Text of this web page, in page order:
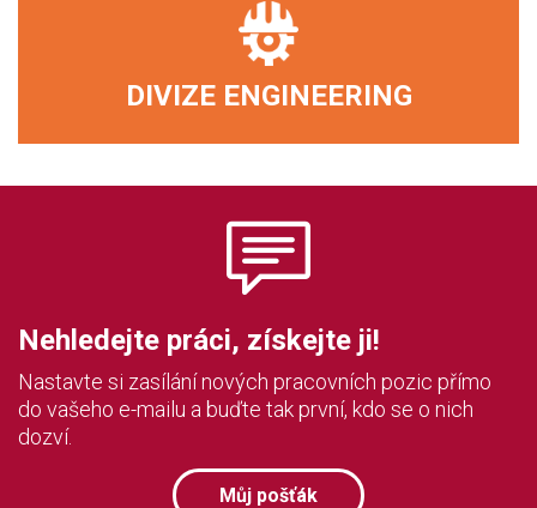
DIVIZE ENGINEERING
Nehledejte práci, získejte ji!
Nastavte si zasílání nových pracovních pozic přímo
do vašeho e-mailu a buďte tak první, kdo se o nich
dozví.
Můj pošťák